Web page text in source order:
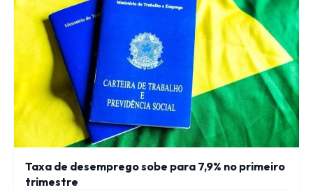
Taxa de desemprego sobe para 7,9% no primeiro
trimestre